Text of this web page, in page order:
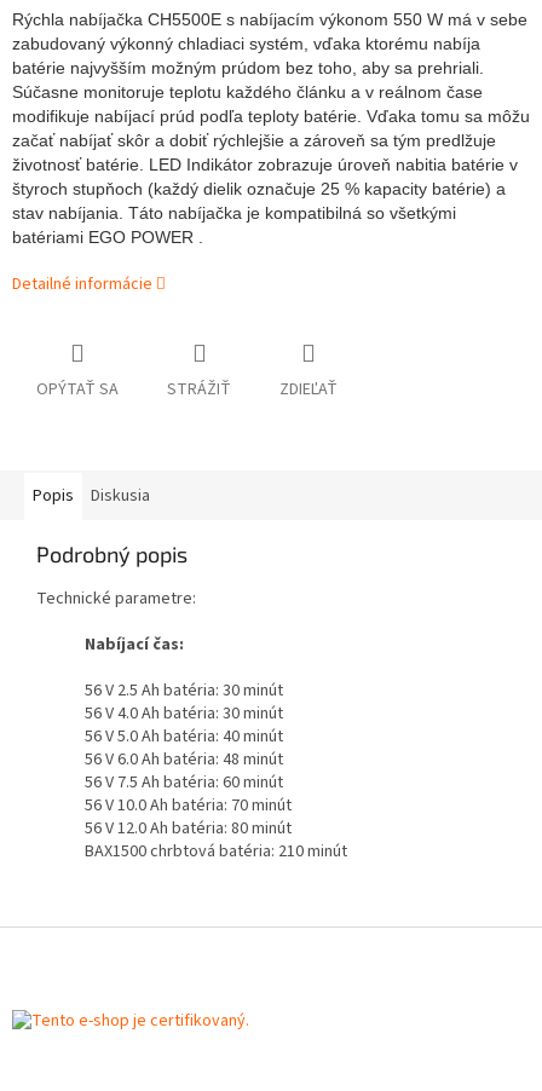
Rýchla nabíjačka CH5500E s nabíjacím výkonom 550 W má v sebe
zabudovaný výkonný chladiaci systém, vďaka ktorému nabíja
batérie najvyšším možným prúdom bez toho, aby sa prehriali.
Súčasne monitoruje teplotu každého článku a v reálnom čase
modifikuje nabíjací prúd podľa teploty batérie. Vďaka tomu sa môžu
začať nabíjať skôr a dobiť rýchlejšie a zároveň sa tým predlžuje
životnosť batérie. LED Indikátor zobrazuje úroveň nabitia batérie v
štyroch stupňoch (každý dielik označuje 25 % kapacity batérie) a
stav nabíjania. Táto nabíjačka je kompatibilná so všetkými
batériami EGO POWER .
Detailné informácie
OPÝTAŤ SA STRÁŽIŤ ZDIEĽAŤ
Popis Diskusia
Podrobný popis
Technické parametre:
Nabíjací čas:
56 V 2.5 Ah batéria: 30 minút
56 V 4.0 Ah batéria: 30 minút
56 V 5.0 Ah batéria: 40 minút
56 V 6.0 Ah batéria: 48 minút
56 V 7.5 Ah batéria: 60 minút
56 V 10.0 Ah batéria: 70 minút
56 V 12.0 Ah batéria: 80 minút
BAX1500 chrbtová batéria: 210 minút